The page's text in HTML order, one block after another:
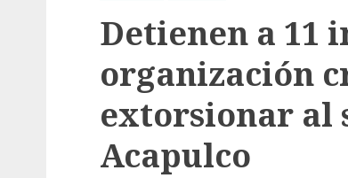
Detienen a 11
organización
extorsionar al
Acapulco